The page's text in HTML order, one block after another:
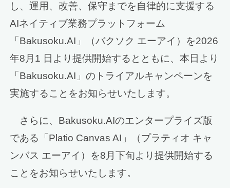
し、運用、改善、保守までを自律的に支援する
AIネイティブ業務プラットフォーム
「Bakusoku.AI」（バクソク エーアイ）を2026
年8月1 日より提供開始するとともに、本日より
「Bakusoku.AI」のトライアルキャンペーンを
実施することをお知らせいたします。
さらに、Bakusoku.AIのエンタープライズ版
である「Platio Canvas AI」（プラティオ キャ
ンバス エーアイ）を8月下旬より提供開始する
ことをお知らせいたします。